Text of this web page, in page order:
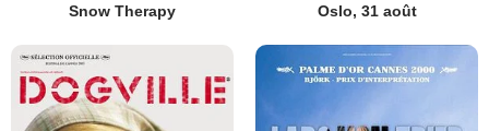
Snow Therapy Oslo, 31 août